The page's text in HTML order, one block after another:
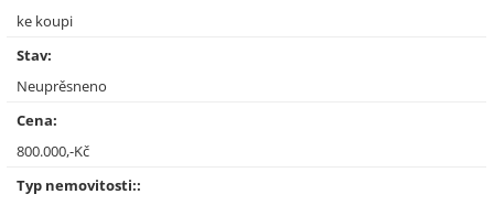
ke koupi
Stav:
Neuprěsneno
Cena:
800.000,-Kč
Typ nemovitosti::